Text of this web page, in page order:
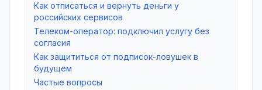
Как отписаться и вернуть деньги у
российских сервисов
Телеком-оператор: подключил услугу без
согласия
Как защититься от подписок-ловушек в
будущем
Частые вопросы